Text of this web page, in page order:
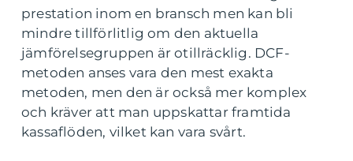
prestation inom en bransch men kan bli
mindre tillförlitlig om den aktuella
jämförelsegruppen är otillräcklig. DCF-
metoden anses vara den mest exakta
metoden, men den är också mer komplex
och kräver att man uppskattar framtida
kassaflöden, vilket kan vara svårt.